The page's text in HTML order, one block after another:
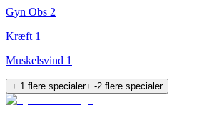
Gyn Obs 2
Kræft 1
Muskelsvind 1
+ 1 flere specialer+ -2 flere specialer